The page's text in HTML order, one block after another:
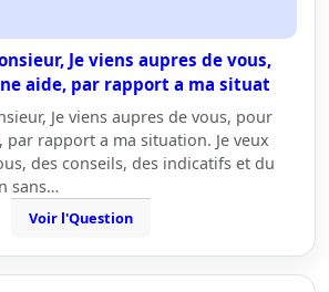
Je viens aupres de vous,
aide, par rapport a ma situat
Je viens aupres de vous, pour
rapport a ma situation. Je veux
des conseils, des indicatifs et du
sans…
Voir l'Question